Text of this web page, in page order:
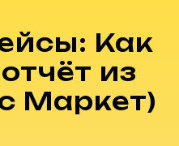
Как
из
Маркет)